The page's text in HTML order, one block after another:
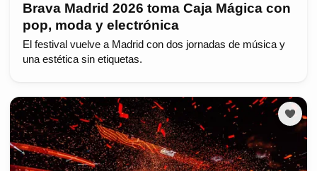
Brava Madrid 2026 toma Caja Mágica con
pop, moda y electrónica
El festival vuelve a Madrid con dos jornadas de música y
una estética sin etiquetas.